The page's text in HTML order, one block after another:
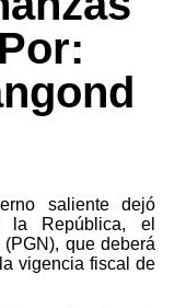
saliente dejó
la República, el
que deberá
vigencia fiscal de